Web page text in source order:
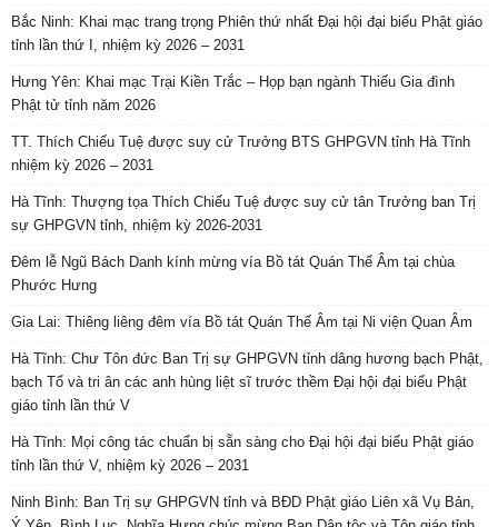
Bắc Ninh: Khai mạc trang trọng Phiên thứ nhất Đại hội đại biểu Phật giáo
tỉnh lần thứ I, nhiệm kỳ 2026 – 2031
Hưng Yên: Khai mạc Trại Kiền Trắc – Họp bạn ngành Thiếu Gia đình
Phật tử tỉnh năm 2026
TT. Thích Chiếu Tuệ được suy cử Trưởng BTS GHPGVN tỉnh Hà Tĩnh
nhiệm kỳ 2026 – 2031
Hà Tĩnh: Thượng tọa Thích Chiếu Tuệ được suy cử tân Trưởng ban Trị
sự GHPGVN tỉnh, nhiệm kỳ 2026-2031
Đêm lễ Ngũ Bách Danh kính mừng vía Bồ tát Quán Thế Âm tại chùa
Phước Hưng
Gia Lai: Thiêng liêng đêm vía Bồ tát Quán Thế Âm tại Ni viện Quan Âm
Hà Tĩnh: Chư Tôn đức Ban Trị sự GHPGVN tỉnh dâng hương bạch Phật,
bạch Tổ và tri ân các anh hùng liệt sĩ trước thềm Đại hội đại biểu Phật
giáo tỉnh lần thứ V
Hà Tĩnh: Mọi công tác chuẩn bị sẵn sàng cho Đại hội đại biểu Phật giáo
tỉnh lần thứ V, nhiệm kỳ 2026 – 2031
Ninh Bình: Ban Trị sự GHPGVN tỉnh và BĐD Phật giáo Liên xã Vụ Bản,